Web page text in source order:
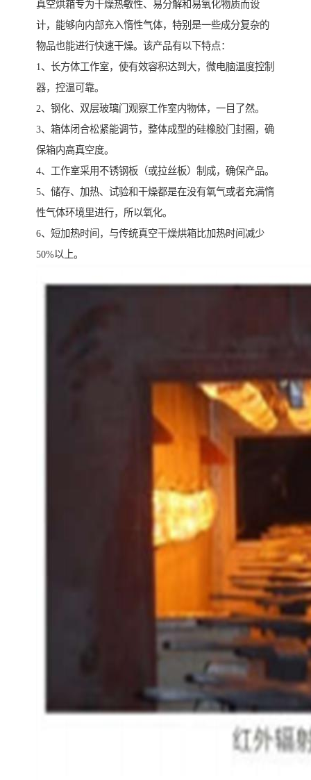
真空烘箱专为干燥热敏性、易分解和易氧化物质而设
计，能够向内部充入惰性气体，特别是一些成分复杂的
物品也能进行快速干燥。该产品有以下特点：
1、长方体工作室，使有效容积达到大，微电脑温度控制
器，控温可靠。
2、钢化、双层玻璃门观察工作室内物体，一目了然。
3、箱体闭合松紧能调节，整体成型的硅橡胶门封圈，确
保箱内高真空度。
4、工作室采用不锈钢板（或拉丝板）制成，确保产品。
5、储存、加热、试验和干燥都是在没有氧气或者充满惰
性气体环境里进行，所以氧化。
6、短加热时间，与传统真空干燥烘箱比加热时间减少
50%以上。